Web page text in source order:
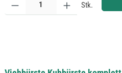
Stk.